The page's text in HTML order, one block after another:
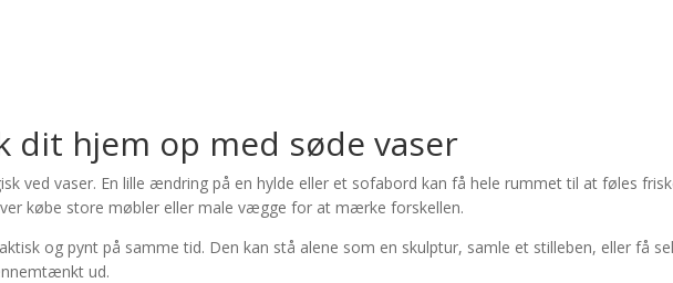
dit hjem op med søde vaser
ved vaser. En lille ændring på en hylde eller et sofabord kan få hele rummet til at føles
købe store møbler eller male vægge for at mærke forskellen.
og pynt på samme tid. Den kan stå alene som en skulptur, samle et stilleben, eller få
ud.